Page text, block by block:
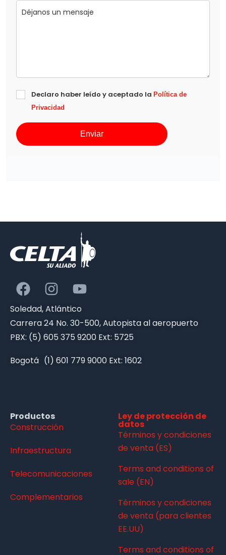
Declaro haber leído y aceptado la Política de
Privacidad
Enviar
Soledad, Atlántico
Carrera 24 No. 30-500, Autopista al aeropuerto
PBX: (5) 605 375 9200 Ext: 5725
Bogotá (1) 601 779 9000 Ext: 1602
Productos
Construcción
Infraestructura
Telecomunicaciones
Complementarios
Ley de protección de
datos
Términos y condiciones
de venta (ES)
Terms and conditions of
sale (EN)
Términos y condiciones
de venta (para clientes
EE.UU)
Terms and conditions of